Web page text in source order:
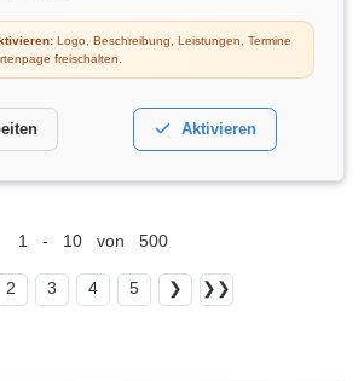
Logo, Beschreibung, Leistungen, Termine
freischalten.
Aktivieren
1 - 10 von 500
2 3 4 5 ❯ ❯❯